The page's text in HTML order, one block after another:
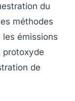
du
méthodes
les émissions
protoxyde
de